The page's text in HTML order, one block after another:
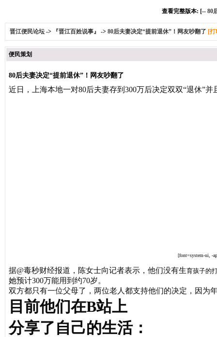
查看完整版本: [-- 80
晋江便民论坛 -> 『晋江百姓说事』 -> 80后夫妻决定“提前退休”！网友吵翻了 [
便民策划
80后夫妻决定“提前退休”！网友吵翻了
近日， 上海本地一对80后夫妻存到300万后决定双双“退休”并
[font=system-ui, -
据@毒秒财经报道， 陈女士向记者表示， 他们没有生育孩子的
她预计300万能用到约70岁。
双方都只有一位父母了， 两位老人都支持他们的决定， 因为
目前他们在B站上
分享了自己的生活：